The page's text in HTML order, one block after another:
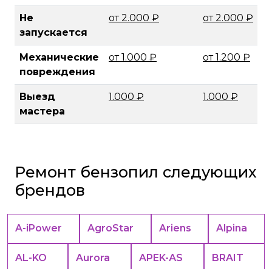
Не
запускается
от 2.000 ₽ от 2.000 ₽
Механические
повреждения
от 1.000 ₽ от 1.200 ₽
Выезд
мастера
1.000 ₽ 1.000 ₽
Ремонт бензопил следующих
брендов
A-iPower AgroStar Ariens Alpina
AL-KO Aurora APEK-АS BRAIT